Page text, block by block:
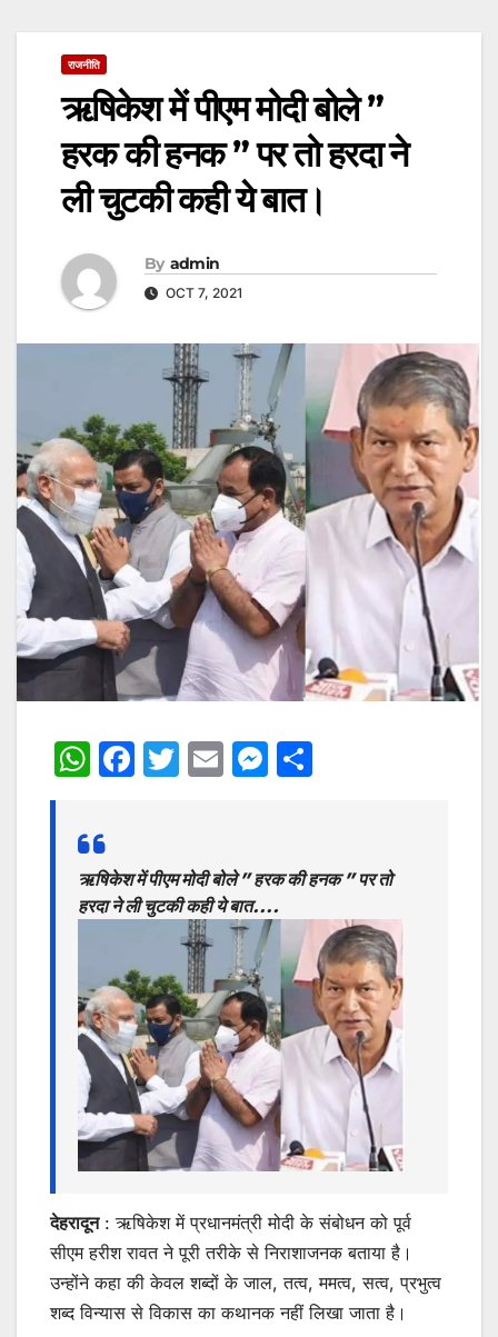
राजनीति
ऋषिकेश में पीएम मोदी बोले ”
हरक की हनक ” पर तो हरदा ने
ली चुटकी कही ये बात।
By admin
OCT 7, 2021
W
at
s
A
p
F
e
b
o
k
T
er
E
l
M
s
e
n
g
er
e
ऋषिकेश में पीएम मोदी बोले ” हरक की हनक ” पर तो
हरदा ने ली चुटकी कही ये बात….
देहरादून: ऋषिकेश में प्रधानमंत्री मोदी के संबोधन को पूर्व
सीएम हरीश रावत ने पूरी तरीके से निराशाजनक बताया है।
उन्होंने कहा की केवल शब्दों के जाल, तत्व, ममत्व, सत्व, प्रभुत्व
शब्द विन्यास से विकास का कथानक नहीं लिखा जाता है।